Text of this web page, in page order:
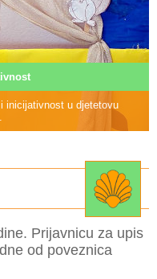
inicijativnost u djetetovu
Prijavnicu za upis
od poveznica